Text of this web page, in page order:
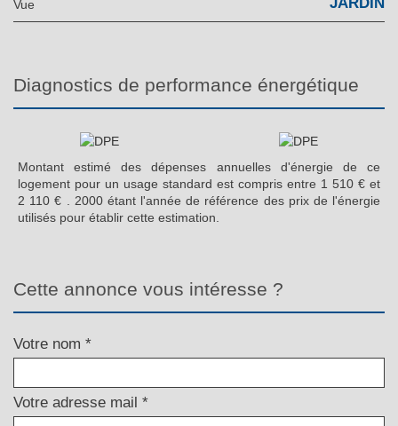
Vue
diagnostics de performance énergétique
Montant estimé des dépenses annuelles d'énergie de ce
logement pour un usage standard est compris entre 1 510 € et
2 110 € . 2000 étant l'année de référence des prix de l'énergie
utilisés pour établir cette estimation.
cette annonce vous intéresse ?
Votre nom *
Votre adresse mail *